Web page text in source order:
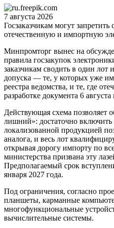
7 августа 2026
Госзаказчикам могут
отечественную и импортную
Минпромторг вынес на
правила госзакупок
заказчикам сводить в один
допуска — те, у которых уже
реестра ведомства, и те, где
разработке документа 6
Действующая схема позволяет
лишний»: достаточно включить
локализованной продукцией
аналога, и весь лот
открывая дорогу импорту по
министерства призвана эту
Предполагаемый срок
января 2027 года.
Под ограничения, согласно
планшеты, карманные
многофункциональные
вычислительные системы.